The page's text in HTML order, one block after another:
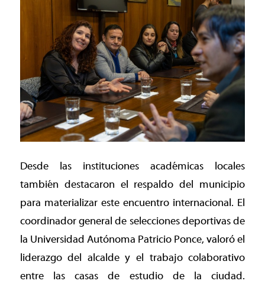
Desde las instituciones académicas locales
también destacaron el respaldo del municipio
para materializar este encuentro internacional. El
coordinador general de selecciones deportivas de
la Universidad Autónoma Patricio Ponce, valoró el
liderazgo del alcalde y el trabajo colaborativo
entre las casas de estudio de la ciudad.